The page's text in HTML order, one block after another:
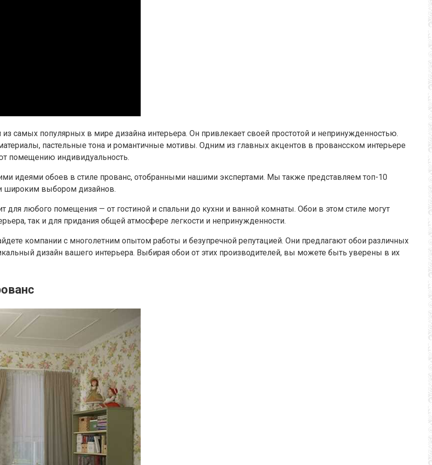
самых популярных в мире дизайна интерьера. Он привлекает своей простотой и непринужденностью.
пастельные тона и романтичные мотивы. Одним из главных акцентов в провансском интерьере
помещению индивидуальность.
идеями обоев в стиле прованс, отобранными нашими экспертами. Мы также представляем топ-10
широким выбором дизайнов.
для любого помещения — от гостиной и спальни до кухни и ванной комнаты. Обои в этом стиле могут
так и для придания общей атмосфере легкости и непринужденности.
компании с многолетним опытом работы и безупречной репутацией. Они предлагают обои различных
дизайн вашего интерьера. Выбирая обои от этих производителей, вы можете быть уверены в их